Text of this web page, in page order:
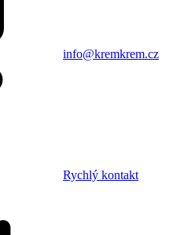
info@kremkrem.cz
Rychlý kontakt